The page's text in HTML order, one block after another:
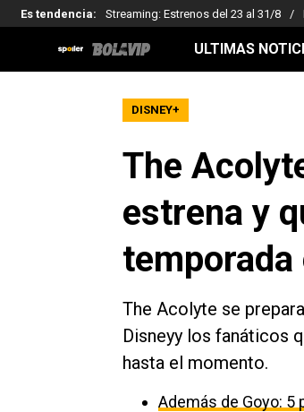
Es tendencia: Streaming: Estrenos del 23 al 31/8
ULTIMAS
DISNEY+
The
estrena y
temporada
The Acolyte se
Disneyy los fanáticos
hasta el momento.
Además de Goyo: